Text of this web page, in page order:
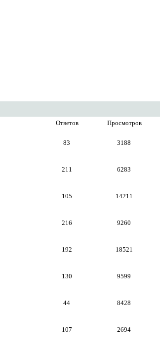
Ответов Просмотров
83 3188
211 6283
105 14211
216 9260
192 18521
130 9599
44 8428
107 2694